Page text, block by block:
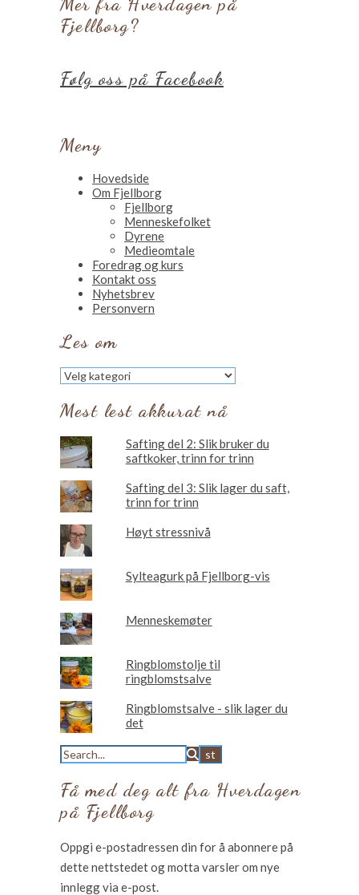
Fjellborg?
Følg oss på Facebook
Meny
Hovedside
Om Fjellborg
Fjellborg
Menneskefolket
Dyrene
Medieomtale
Foredrag og kurs
Kontakt oss
Nyhetsbrev
Personvern
Les om
Les
om
Mest lest akkurat nå
Safting del 2: Slik bruker du
saftkoker, trinn for trinn
Safting del 3: Slik lager du saft,
trinn for trinn
Høyt stressnivå
Sylteagurk på Fjellborg-vis
Menneskemøter
Ringblomstolje til
ringblomstsalve
Ringblomstsalve - slik lager du
det
Få med deg alt fra Hverdagen
på Fjellborg
Oppgi e-postadressen din for å abonnere på
dette nettstedet og motta varsler om nye
innlegg via e-post.